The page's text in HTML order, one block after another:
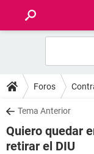
FOROS
SALUD
FAMILIA
Foros
Tema Anterior
Quiero quedar
retirar el DIU